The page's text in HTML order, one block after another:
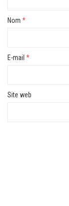
Nom *
E-mail *
Site web